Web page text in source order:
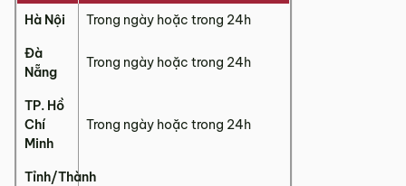
Hà Nội Trong ngày hoặc trong 24h
Đà
Nẵng
Trong ngày hoặc trong 24h
TP. Hồ
Chí
Minh
Trong ngày hoặc trong 24h
Tỉnh/Thành